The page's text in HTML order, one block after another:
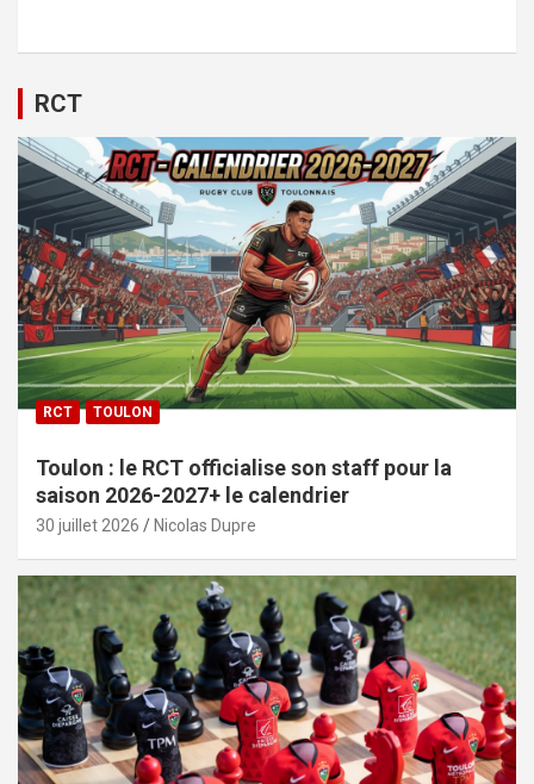
RCT
RCT TOULON
Toulon : le RCT officialise son staff pour la
saison 2026-2027+ le calendrier
30 juillet 2026 Nicolas Dupre